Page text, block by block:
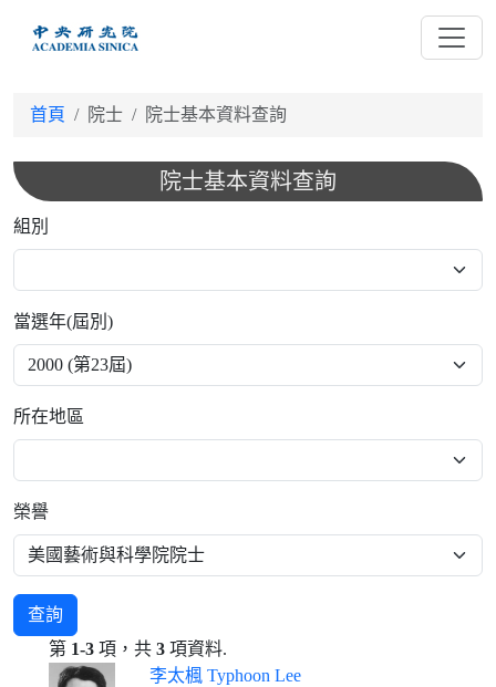
首頁 院士 院士基本資料查詢
院士基本資料查詢
組別
當選年(屆別)
所在地區
榮譽
查詢
第 1-3 項，共 3 項資料.
李太楓 Typhoon Lee